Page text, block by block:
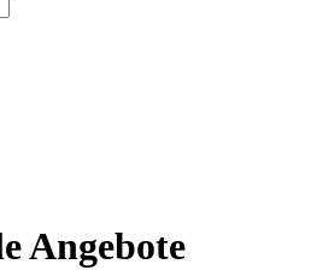
Angebote